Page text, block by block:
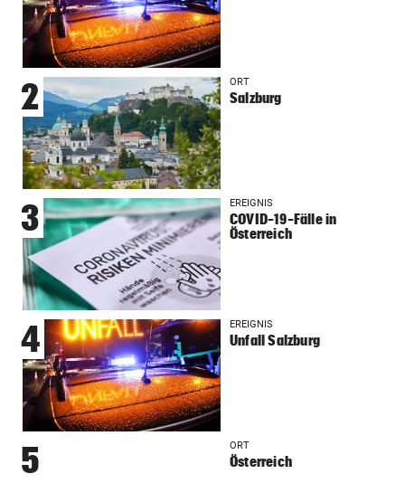
2 ORT
Salzburg
3 EREIGNIS
COVID-19-Fälle in
Österreich
4 EREIGNIS
Unfall Salzburg
5 ORT
Österreich